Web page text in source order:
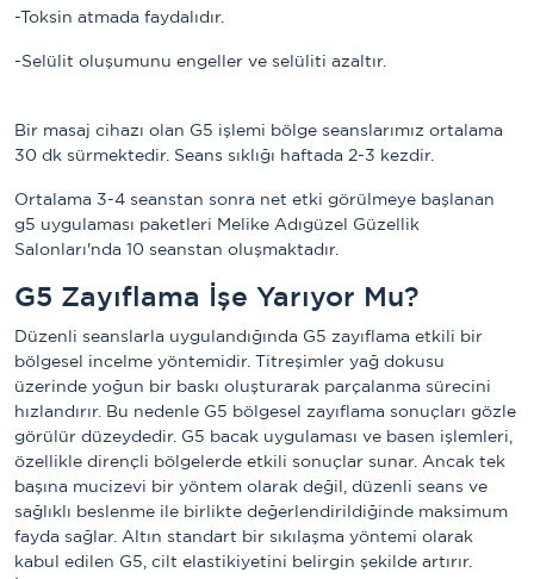
-Toksin atmada faydalıdır.
-Selülit oluşumunu engeller ve selüliti azaltır.
Bir masaj cihazı olan G5 işlemi bölge seanslarımız ortalama
30 dk sürmektedir. Seans sıklığı haftada 2-3 kezdir.
Ortalama 3-4 seanstan sonra net etki görülmeye başlanan
g5 uygulaması paketleri Melike Adıgüzel Güzellik
Salonları'nda 10 seanstan oluşmaktadır.
G5 Zayıflama İşe Yarıyor Mu?
Düzenli seanslarla uygulandığında G5 zayıflama etkili bir
bölgesel incelme yöntemidir. Titreşimler yağ dokusu
üzerinde yoğun bir baskı oluşturarak parçalanma sürecini
hızlandırır. Bu nedenle G5 bölgesel zayıflama sonuçları gözle
görülür düzeydedir. G5 bacak uygulaması ve basen işlemleri,
özellikle dirençli bölgelerde etkili sonuçlar sunar. Ancak tek
başına mucizevi bir yöntem olarak değil, düzenli seans ve
sağlıklı beslenme ile birlikte değerlendirildiğinde maksimum
fayda sağlar. Altın standart bir sıkılaşma yöntemi olarak
kabul edilen G5, cilt elastikiyetini belirgin şekilde artırır.